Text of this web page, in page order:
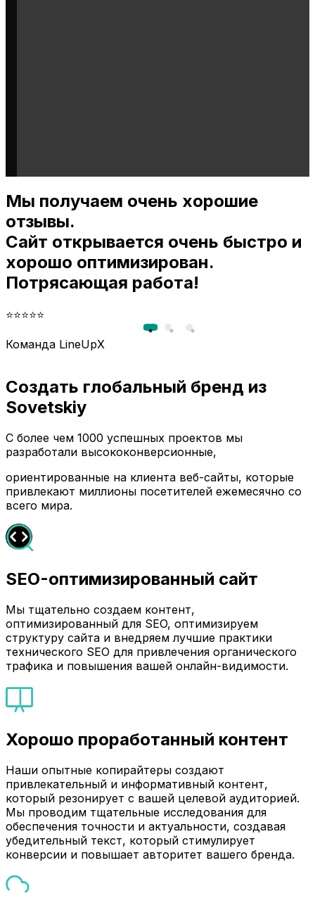
Мы получаем очень хорошие
отзывы.
Сайт открывается очень быстро и
хорошо оптимизирован.
Потрясающая работа!
⭐⭐⭐⭐⭐
Команда LineUpX
Создать глобальный бренд из
Sovetskiy
С более чем 1000 успешных проектов мы
разработали высококонверсионные,
ориентированные на клиента веб-сайты, которые
привлекают миллионы посетителей ежемесячно со
всего мира.
SEO-оптимизированный сайт
Мы тщательно создаем контент,
оптимизированный для SEO, оптимизируем
структуру сайта и внедряем лучшие практики
технического SEO для привлечения органического
трафика и повышения вашей онлайн-видимости.
Хорошо проработанный контент
Наши опытные копирайтеры создают
привлекательный и информативный контент,
который резонирует с вашей целевой аудиторией.
Мы проводим тщательные исследования для
обеспечения точности и актуальности, создавая
убедительный текст, который стимулирует
конверсии и повышает авторитет вашего бренда.